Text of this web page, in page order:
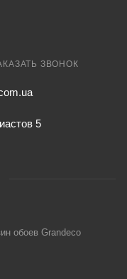
ЗВОНОК
5
обоев Grandeco